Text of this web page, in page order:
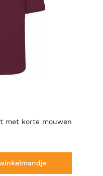
met korte mouwen